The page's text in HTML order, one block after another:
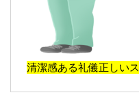
大切なお
意です！
清潔感ある礼儀正しい